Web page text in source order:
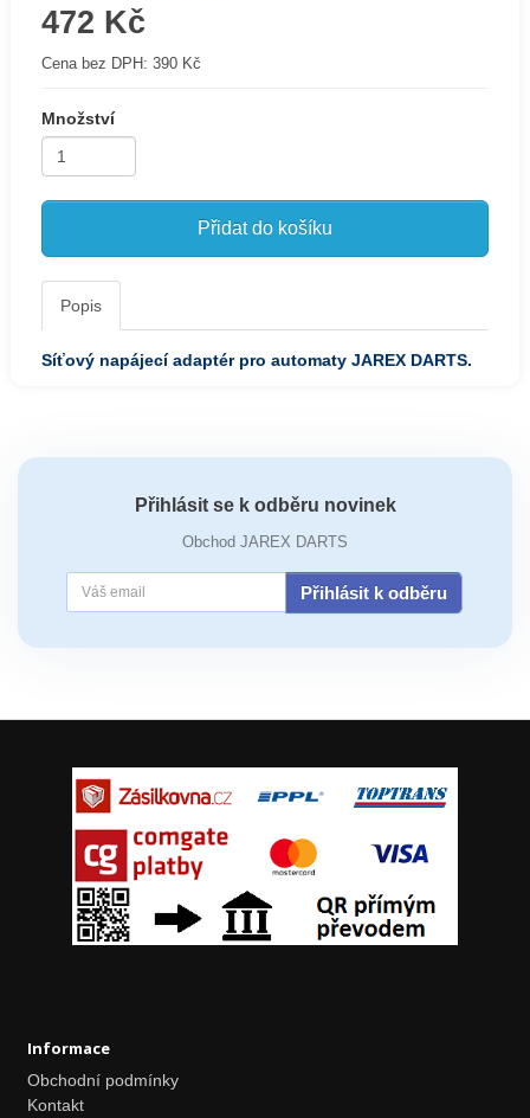
472 Kč
Cena bez DPH: 390 Kč
Množství
Přidat do košíku
Popis
Síťový napájecí adaptér pro automaty JAREX DARTS.
Přihlásit se k odběru novinek
Obchod JAREX DARTS
Přihlásit k odběru
Informace
Obchodní podmínky
Kontakt